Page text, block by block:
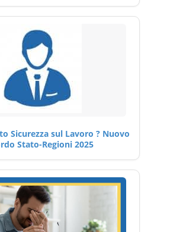
Sicurezza sul Lavoro ? Nuovo
Stato-Regioni 2025